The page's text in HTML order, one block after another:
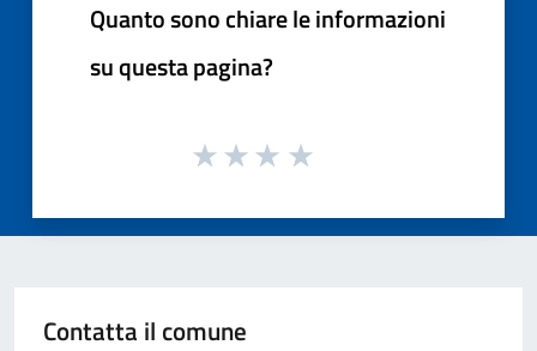
Quanto sono chiare le informazioni
su questa pagina?
Contatta il comune